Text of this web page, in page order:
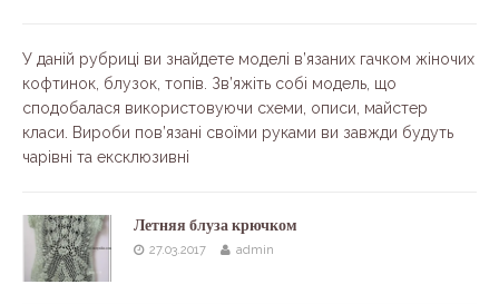
У даній рубриці ви знайдете моделі в’язаних гачком жіночих
кофтинок, блузок, топів. Зв’яжіть собі модель, що
сподобалася використовуючи схеми, описи, майстер
класи. Вироби пов’язані своїми руками ви завжди будуть
чарівні та ексклюзивні
Летняя блуза крючком
27.03.2017 admin